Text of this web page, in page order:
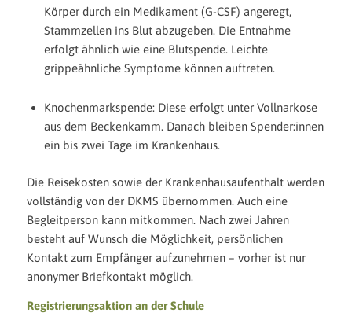
Körper durch ein Medikament (G-CSF) angeregt,
Stammzellen ins Blut abzugeben. Die Entnahme
erfolgt ähnlich wie eine Blutspende. Leichte
grippeähnliche Symptome können auftreten.
Knochenmarkspende: Diese erfolgt unter Vollnarkose
aus dem Beckenkamm. Danach bleiben Spender:innen
ein bis zwei Tage im Krankenhaus.
Die Reisekosten sowie der Krankenhausaufenthalt werden
vollständig von der DKMS übernommen. Auch eine
Begleitperson kann mitkommen. Nach zwei Jahren
besteht auf Wunsch die Möglichkeit, persönlichen
Kontakt zum Empfänger aufzunehmen – vorher ist nur
anonymer Briefkontakt möglich.
Registrierungsaktion an der Schule